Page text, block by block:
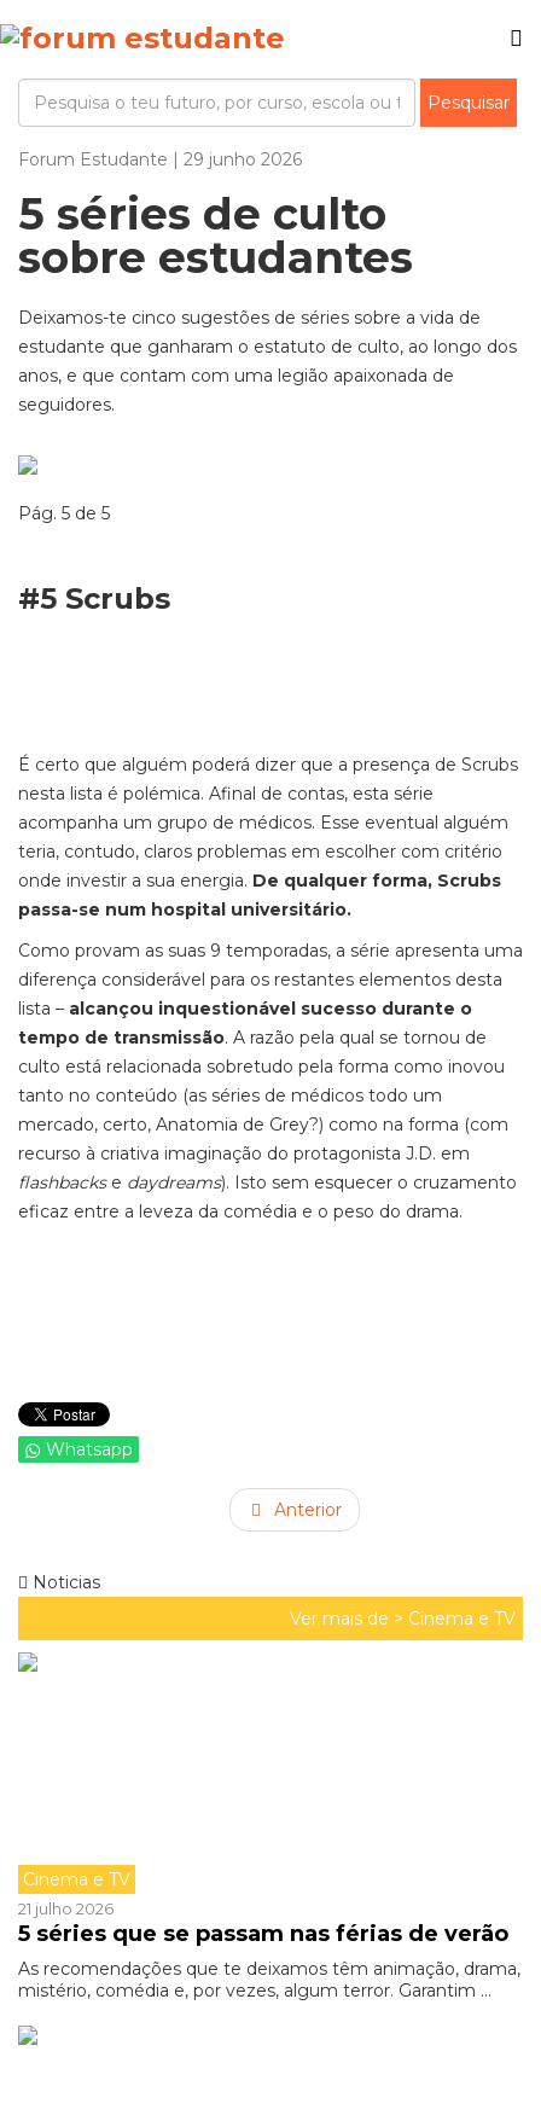
Forum Estudante | 29 junho 2026
5 séries de culto
sobre estudantes
Deixamos-te cinco sugestões de séries sobre a vida de
estudante que ganharam o estatuto de culto, ao longo dos
anos, e que contam com uma legião apaixonada de
seguidores.
Pág. 5 de 5
#5 Scrubs
É certo que alguém poderá dizer que a presença de Scrubs
nesta lista é polémica. Afinal de contas, esta série
acompanha um grupo de médicos. Esse eventual alguém
teria, contudo, claros problemas em escolher com critério
onde investir a sua energia. De qualquer forma, Scrubs
passa-se num hospital universitário.
Como provam as suas 9 temporadas, a série apresenta uma
diferença considerável para os restantes elementos desta
lista – alcançou inquestionável sucesso durante o
tempo de transmissão. A razão pela qual se tornou de
culto está relacionada sobretudo pela forma como inovou
tanto no conteúdo (as séries de médicos todo um
mercado, certo, Anatomia de Grey?) como na forma (com
recurso à criativa imaginação do protagonista J.D. em
flashbackse daydreams). Isto sem esquecer o cruzamento
eficaz entre a leveza da comédia e o peso do drama.
Whatsapp
Anterior
Noticias
Ver mais de > Cinema e TV
Cinema e TV
21 julho 2026
5 séries que se passam nas férias de verão
As recomendações que te deixamos têm animação, drama,
mistério, comédia e, por vezes, algum terror. Garantim ...